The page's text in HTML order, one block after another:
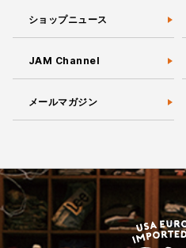
ショップニュース
JAM Channel
メールマガジン